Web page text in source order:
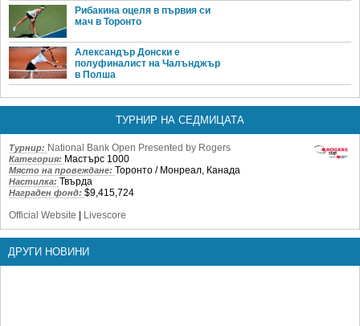
Рибакина оцеля в първия си
мач в Торонто
Александър Донски е
полуфиналист на Чалънджър
в Полша
ТУРНИР НА СЕДМИЦАТА
Турнир: National Bank Open Presented by Rogers
Категория: Мастърс 1000
Място на провеждане: Торонто / Монреал, Канада
Настилка: Твърда
Награден фонд: $9,415,724
Official Website | Livescore
ДРУГИ НОВИНИ